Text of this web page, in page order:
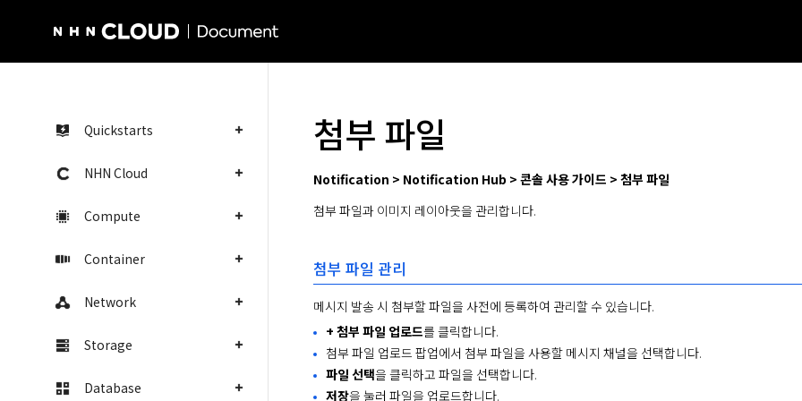
Quickstarts
NHN Cloud
Compute
Container
Network
Storage
Database
첨부 파일
Notification > Notification Hub > 콘솔 사용 가이드 > 첨부 파일
첨부 파일과 이미지 레이아웃을 관리합니다.
첨부 파일 관리
메시지 발송 시 첨부할 파일을 사전에 등록하여 관리할 수 있습니다.
+ 첨부 파일 업로드를 클릭합니다.
첨부 파일 업로드 팝업에서 첨부 파일을 사용할 메시지 채널을 선택합니다.
파일 선택을 클릭하고 파일을 선택합니다.
저장을 눌러 파일을 업로드합니다.